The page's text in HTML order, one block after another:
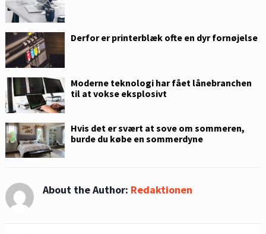
Derfor er printerblæk ofte en dyr fornøjelse
Moderne teknologi har fået lånebranchen
til at vokse eksplosivt
Hvis det er svært at sove om sommeren,
burde du købe en sommerdyne
About the Author: Redaktionen